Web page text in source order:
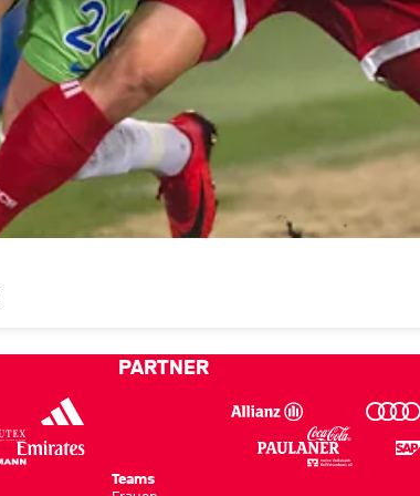
PARTNER
Teams